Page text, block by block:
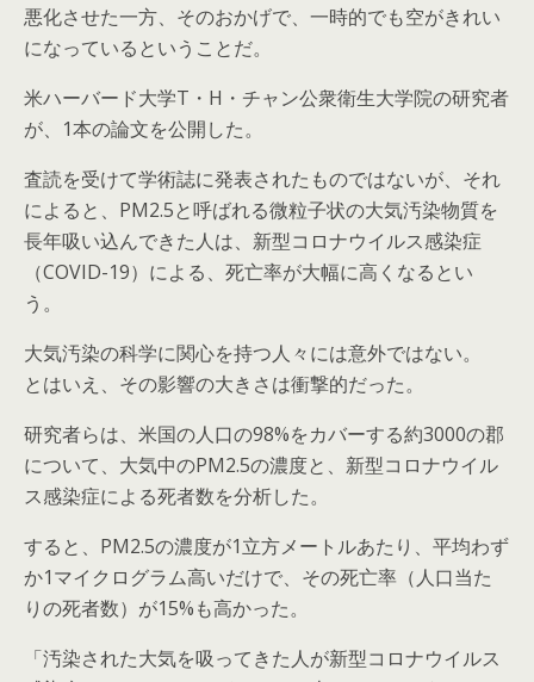
悪化させた一方、そのおかげで、一時的でも空がきれい
になっているということだ。
米ハーバード大学T・H・チャン公衆衛生大学院の研究者
が、1本の論文を公開した。
査読を受けて学術誌に発表されたものではないが、それ
によると、PM2.5と呼ばれる微粒子状の大気汚染物質を
長年吸い込んできた人は、新型コロナウイルス感染症
（COVID-19）による、死亡率が大幅に高くなるとい
う。
大気汚染の科学に関心を持つ人々には意外ではない。
とはいえ、その影響の大きさは衝撃的だった。
研究者らは、米国の人口の98%をカバーする約3000の郡
について、大気中のPM2.5の濃度と、新型コロナウイル
ス感染症による死者数を分析した。
すると、PM2.5の濃度が1立方メートルあたり、平均わず
か1マイクログラム高いだけで、その死亡率（人口当た
りの死者数）が15%も高かった。
「汚染された大気を吸ってきた人が新型コロナウイルス